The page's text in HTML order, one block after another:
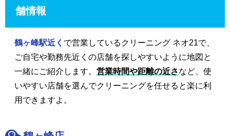
舗情報
鶴ヶ峰駅近く で営業しているクリーニング ネオ21で、
ご自宅や勤務先近くの店舗を探しやすいように地図と
一緒にご紹介します。 営業時間や距離の近さなど、使
いやすい店舗を選んでクリーニングを任せると楽に利
用できますよ。